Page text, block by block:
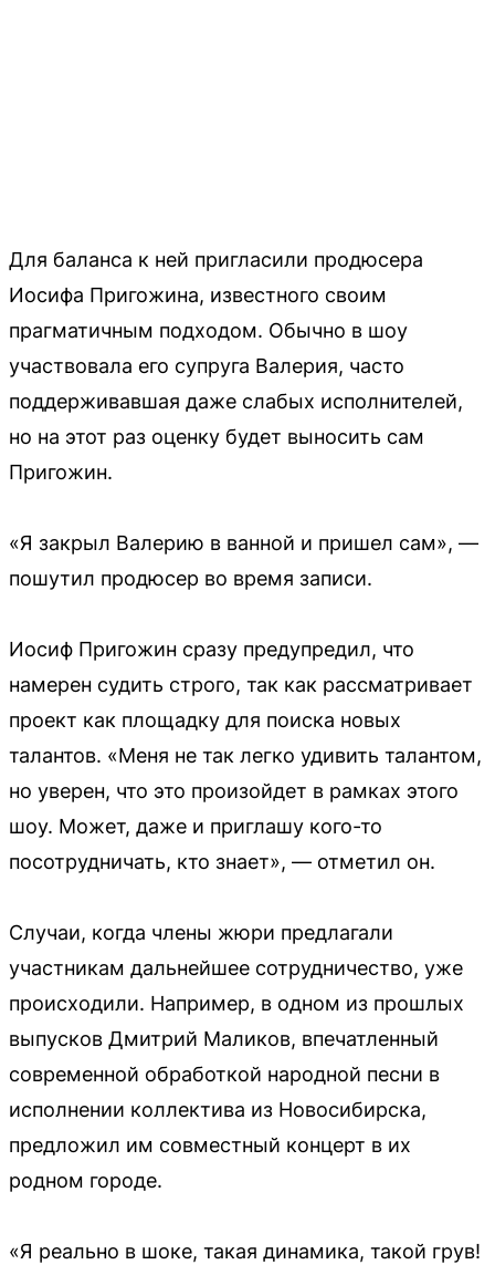
Для баланса к ней пригласили продюсера
Иосифа Пригожина, известного своим
прагматичным подходом. Обычно в шоу
участвовала его супруга Валерия, часто
поддерживавшая даже слабых исполнителей,
но на этот раз оценку будет выносить сам
Пригожин.
«Я закрыл Валерию в ванной и пришел сам», —
пошутил продюсер во время записи.
Иосиф Пригожин сразу предупредил, что
намерен судить строго, так как рассматривает
проект как площадку для поиска новых
талантов. «Меня не так легко удивить талантом,
но уверен, что это произойдет в рамках этого
шоу. Может, даже и приглашу кого-то
посотрудничать, кто знает», — отметил он.
Случаи, когда члены жюри предлагали
участникам дальнейшее сотрудничество, уже
происходили. Например, в одном из прошлых
выпусков Дмитрий Маликов, впечатленный
современной обработкой народной песни в
исполнении коллектива из Новосибирска,
предложил им совместный концерт в их
родном городе.
«Я реально в шоке, такая динамика, такой грув!